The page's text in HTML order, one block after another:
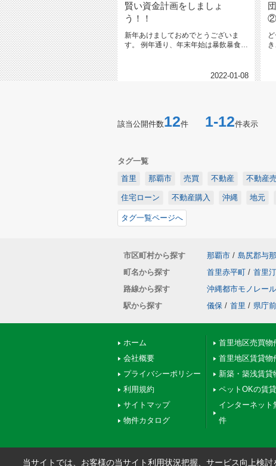
賢い資金計画をしましょ
う！！
新年あけましておめでとうございま
す。 例年通り、年末年始は暴飲暴食を
2022-01-08
②
該当公開件数12件 1-12件表示
タグ一覧
首里
那覇市 売買 不動産 不動産
住宅ローン 不動産購入 沖縄 地元
タグ一覧ページへ
市区町村から探す 那覇市 / 島尻郡与
町名から探す
首里赤平町 / 首里
路線から探す
沖縄都市モノレール
駅から探す
儀保 / 首里 / 県庁前
ホーム
会社概要
プライバシーポリシー
利用規約
サイトマップ
物件カタログ
首里地区売買物
首里地区賃貸物
新築・築浅賃貸
ペットOKの賃
インターネット
件
当サイトでは、お客様の当サイト利用状況把握、サービス向上検